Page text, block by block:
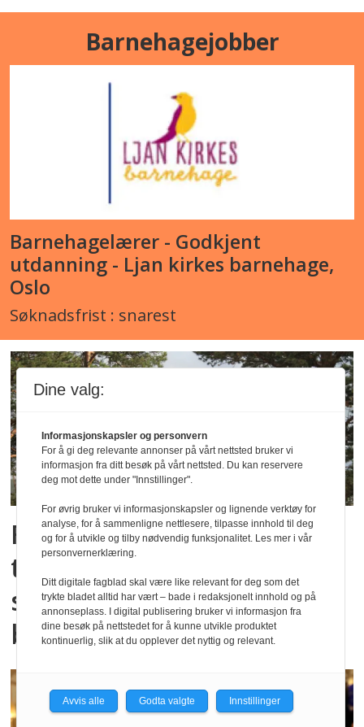
Barnehagejobber
Barnehagelærer - Godkjent
utdanning - Ljan kirkes barnehage,
Oslo
Søknadsfrist : snarest
Foreslår endringer i
tilskuddsordninger for
samiskspråklige
barnehagetilbud
Dine valg:
Informasjonskapsler og personvern
For å gi deg relevante annonser på vårt nettsted bruker vi
informasjon fra ditt besøk på vårt nettsted. Du kan reservere
deg mot dette under "Innstillinger".
For øvrig bruker vi informasjonskapsler og lignende verktøy for
analyse, for å sammenligne nettlesere, tilpasse innhold til deg
og for å utvikle og tilby nødvendig funksjonalitet. Les mer i vår
personvernerklæring.
Ditt digitale fagblad skal være like relevant for deg som det
trykte bladet alltid har vært – bade i redaksjonelt innhold og på
annonseplass. I digital publisering bruker vi informasjon fra
dine besøk på nettstedet for å kunne utvikle produktet
kontinuerlig, slik at du opplever det nyttig og relevant.
Avvis alle Godta valgte Innstillinger